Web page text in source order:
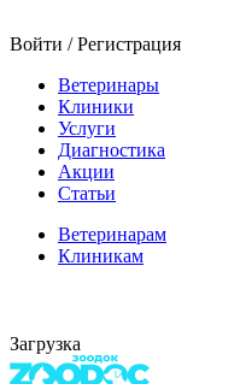
Войти / Регистрация
Ветеринары
Клиники
Услуги
Диагностика
Акции
Статьи
Ветеринарам
Клиникам
Загрузка